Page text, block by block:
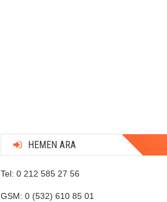
HEMEN ARA
Tel: 0 212 585 27 56
GSM: 0 (532) 610 85 01